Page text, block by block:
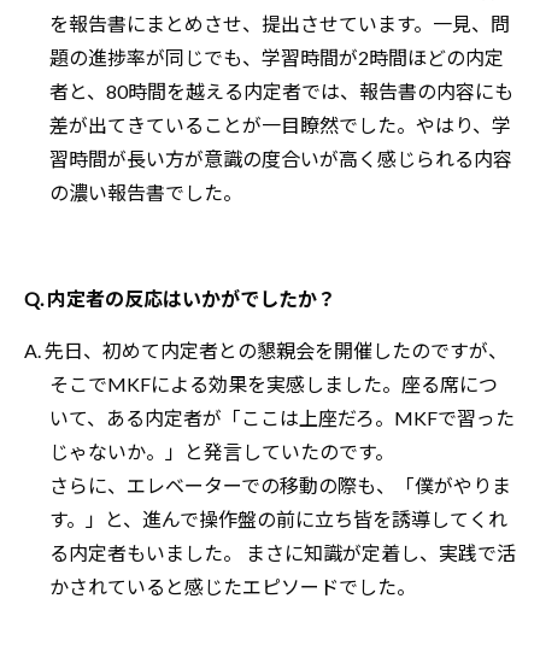
を報告書にまとめさせ、提出させています。一見、問
題の進捗率が同じでも、学習時間が2時間ほどの内定
者と、80時間を越える内定者では、報告書の内容にも
差が出てきていることが一目瞭然でした。やはり、学
習時間が長い方が意識の度合いが高く感じられる内容
の濃い報告書でした。
Q. 内定者の反応はいかがでしたか？
A. 先日、初めて内定者との懇親会を開催したのですが、
そこでMKFによる効果を実感しました。座る席につ
いて、ある内定者が「ここは上座だろ。MKFで習った
じゃないか。」と発言していたのです。
さらに、エレベーターでの移動の際も、「僕がやりま
す。」と、進んで操作盤の前に立ち皆を誘導してくれ
る内定者もいました。 まさに知識が定着し、実践で活
かされていると感じたエピソードでした。